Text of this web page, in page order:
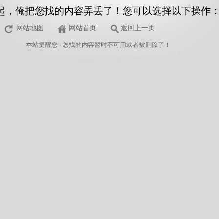
，俺把您找的内容弄丢了！您可以选择以下操作
网站地图 网站首页 返回上一页
本站提醒您 - 您找的内容暂时不可用或者被删除了！